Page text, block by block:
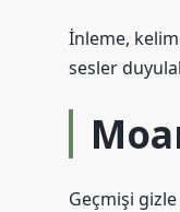
İnleme,
sesler
Geçmişi